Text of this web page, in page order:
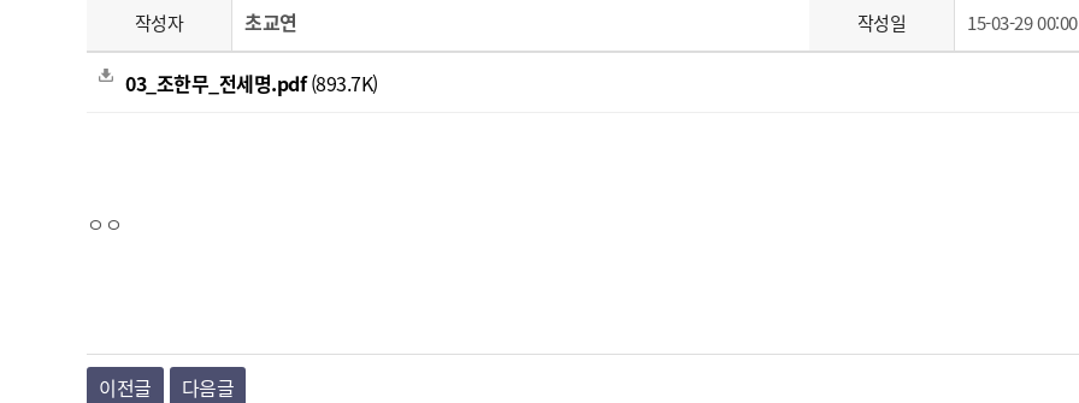
작성자 초교연 작성일 15-03-29 00:00
03_조한무_전세명.pdf(893.7K)
ㅇㅇ
이전글 다음글